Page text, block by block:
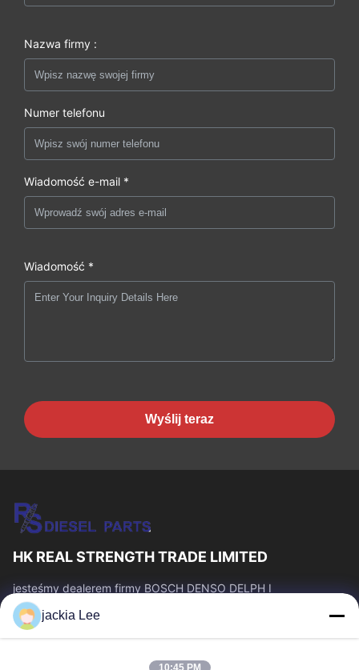
Nazwa firmy :
Numer telefonu
Wiadomość e-mail *
Wiadomość *
Wyślij teraz
HK REAL STRENGTH TRADE LIMITED
jesteśmy dealerem firmy BOSCH DENSO DELPH I
CATERPILLAR VOLVO CUMMINS TOYOTA ISUZU. Numer
WhatsApp: 0086 159 2067 9523.
Szybkie Linki
jackia Lee
10:45 PM